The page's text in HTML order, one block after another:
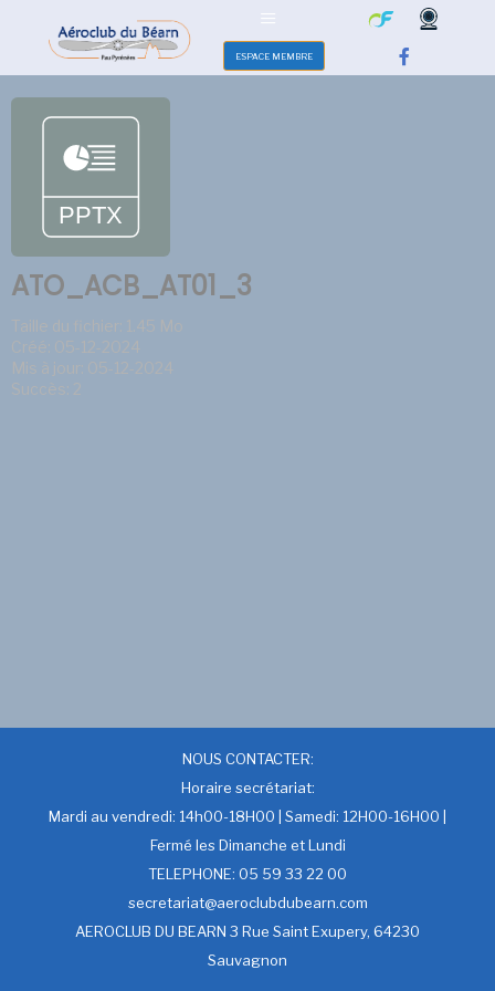
ESPACE MEMBRE
ATO_ACB_AT01_3
Taille du fichier: 1.45 Mo
Créé: 05-12-2024
Mis à jour: 05-12-2024
Succès: 2
NOUS CONTACTER:
Horaire secrétariat:
Mardi au vendredi: 14h00-18H00 | Samedi: 12H00-16H00 |
Fermé les Dimanche et Lundi
TELEPHONE: 05 59 33 22 00
secretariat@aeroclubdubearn.com
AEROCLUB DU BEARN 3 Rue Saint Exupery, 64230
Sauvagnon